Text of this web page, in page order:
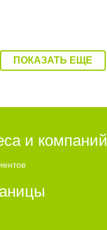
ПОКАЗАТЬ ЕЩЕ
и компаний